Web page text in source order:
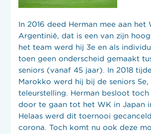
In 2016 deed Herman mee aan het
Argentinië, dat is een van zijn
het team werd hij 3e en als
toen geen onderscheid gemaakt
seniors (vanaf 45 jaar). In 2018
Marokko werd hij bij de seniors 5e,
teleurstelling. Herman besloot
door te gaan tot het WK in Japan
Helaas werd dit toernooi
corona. Toch komt nu ook deze